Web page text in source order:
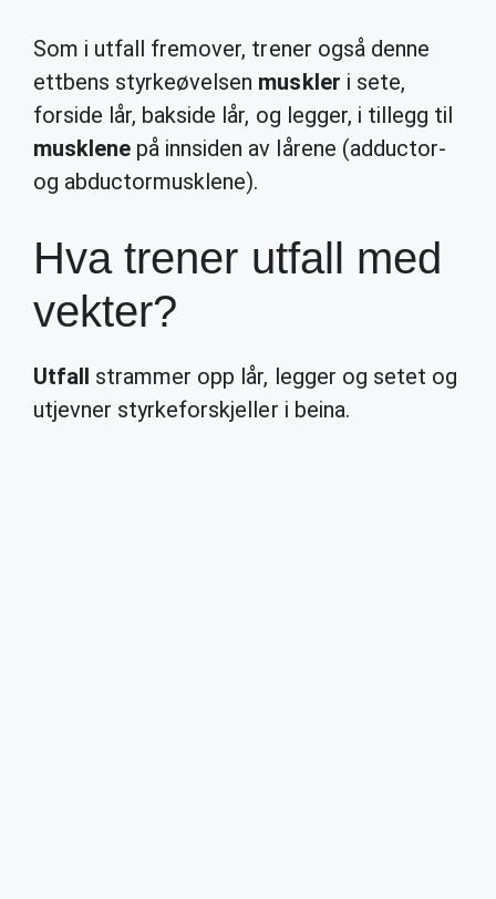
Som i utfall fremover, trener også denne
ettbens styrkeøvelsen muskler i sete,
forside lår, bakside lår, og legger, i tillegg til
musklene på innsiden av lårene (adductor-
og abductormusklene).
Hva trener utfall med
vekter?
Utfall strammer opp lår, legger og setet og
utjevner styrkeforskjeller i beina.